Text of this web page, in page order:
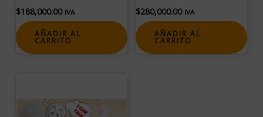
$188,000.00 IVA
AÑADIR AL
CARRITO
$280,000.00 IVA
AÑADIR AL
CARRITO